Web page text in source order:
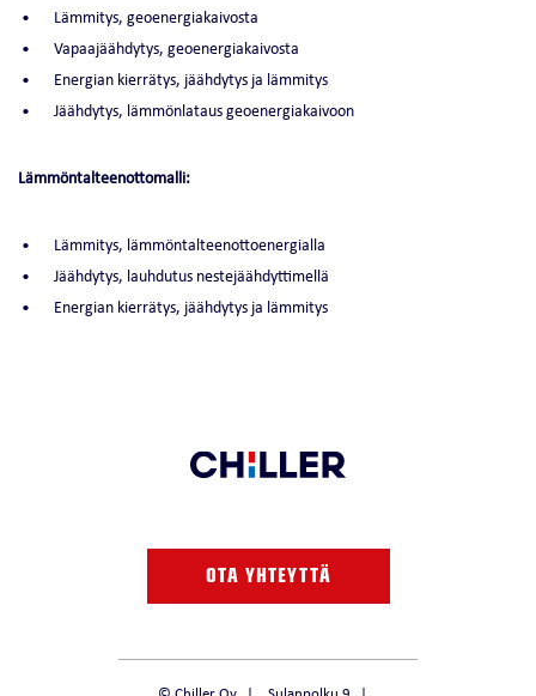
Lämmitys, geoenergiakaivosta
Vapaajäähdytys, geoenergiakaivosta
Energian kierrätys, jäähdytys ja lämmitys
Jäähdytys, lämmönlataus geoenergiakaivoon
Lämmöntalteenottomalli:
Lämmitys, lämmöntalteenottoenergialla
Jäähdytys, lauhdutus nestejäähdyttimellä
Energian kierrätys, jäähdytys ja lämmitys
OTA YHTEYTTÄ